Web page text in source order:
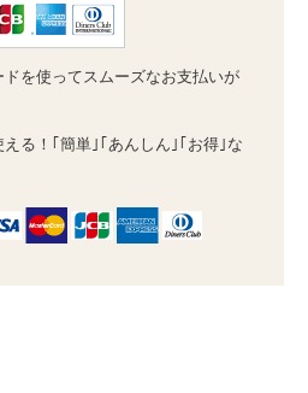
を使ってスムーズなお支払いが
る！｢簡単｣｢あんしん｣｢お得｣な